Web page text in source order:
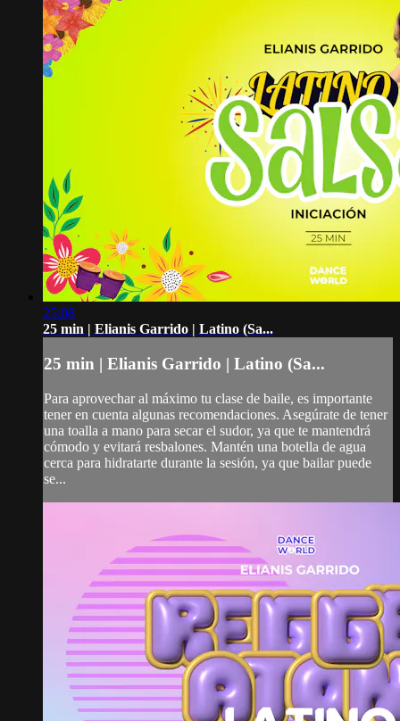
25:08
25 min | Elianis Garrido | Latino (Sa...
25 min | Elianis Garrido | Latino (Sa...
Para aprovechar al máximo tu clase de baile, es importante
tener en cuenta algunas recomendaciones. Asegúrate de tener
una toalla a mano para secar el sudor, ya que te mantendrá
cómodo y evitará resbalones. Mantén una botella de agua
cerca para hidratarte durante la sesión, ya que bailar puede
se...